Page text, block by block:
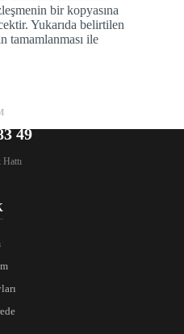
bir kopyasına
Yukarıda belirtilen
tamamlanması ile
49